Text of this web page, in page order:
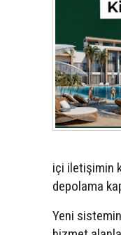
içi iletişimin
depolama
Yeni